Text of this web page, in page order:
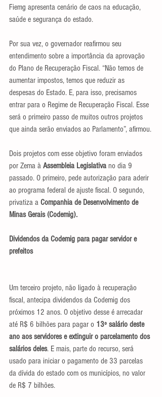
Fiemg apresenta cenário de caos na educação,
saúde e segurança do estado.
Por sua vez, o governador reafirmou seu
entendimento sobre a importância da aprovação
do Plano de Recuperação Fiscal. “Não temos de
aumentar impostos, temos que reduzir as
despesas do Estado. E, para isso, precisamos
entrar para o Regime de Recuperação Fiscal. Esse
será o primeiro passo de muitos outros projetos
que ainda serão enviados ao Parlamento”, afirmou.
Dois projetos com esse objetivo foram enviados
por Zema à Assembleia Legislativa no dia 9
passado. O primeiro, pede autorização para aderir
ao programa federal de ajuste fiscal. O segundo,
privatiza a Companhia de Desenvolvimento de
Minas Gerais (Codemig).
Dividendos da Codemig para pagar servidor e
prefeitos
Um terceiro projeto, não ligado à recuperação
fiscal, antecipa dividendos da Codemig dos
próximos 12 anos. O objetivo desse é arrecadar
até R$ 6 bilhões para pagar o 13º salário deste
ano aos servidores e extinguir o parcelamento dos
salários deles. E mais, parte do recurso, será
usado para iniciar o pagamento de 33 parcelas
da dívida do estado com os municípios, no valor
de R$ 7 bilhões.